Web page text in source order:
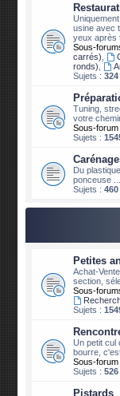
usine avec
yeux après
Sous-
carrés)
ronds)
Sujets :324
Tuning,
votre
Sous-forum
Sujets :
Du
ponceuse
Sujets :460
Petites
Achat-
section,
Sous-
Sujets :
Un petit cul
bourre,
Sous-forum
Sujets :526
Pistards